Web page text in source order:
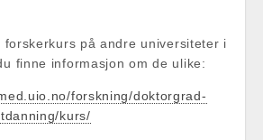
forskerkurs på andre universiteter i
finne informasjon om de ulike:
forskning/doktorgrad-
kurs/